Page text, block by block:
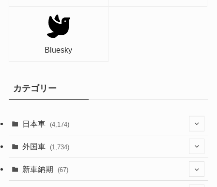
Bluesky
カテゴリー
日本車 (4,174)
(1,321)
(329)
外国車 (1,734)
新車納期 (67)